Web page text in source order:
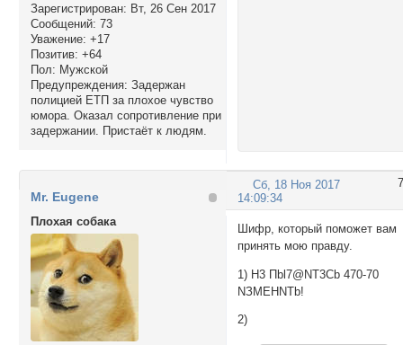
Зарегистрирован: Вт, 26 Сен 2017
Сообщений: 73
Уважение: +17
Позитив: +64
Пол: Мужской
Предупреждения: Задержан
полицией ЕТП за плохое чувство
юмора. Оказал сопротивление при
задержании. Пристаёт к людям.
7
Сб, 18 Ноя 2017
14:09:34
Mr. Eugene
Плохая собака
Шифр, который поможет вам
принять мою правду.
1) H3 Пbl7@NT3Cb 470-70
NЗMEHNTb!
2)